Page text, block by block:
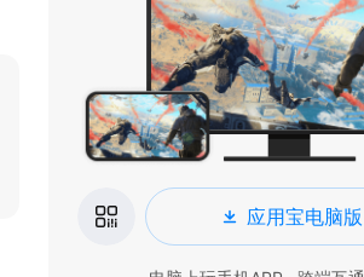
应用宝电脑版